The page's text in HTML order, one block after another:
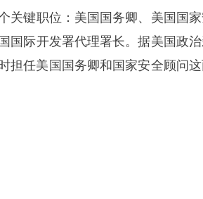
关键职位：美国国务卿、美国国
国际开发署代理署长。据美国政
担任美国国务卿和国家安全顾问